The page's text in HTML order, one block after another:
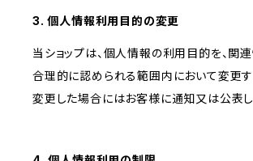
3. 個人情報利用目的の変更
当ショップは、個人情報の利用目的を、関
合理的に認められる範囲内において変更す
変更した場合にはお客様に通知又は公表し